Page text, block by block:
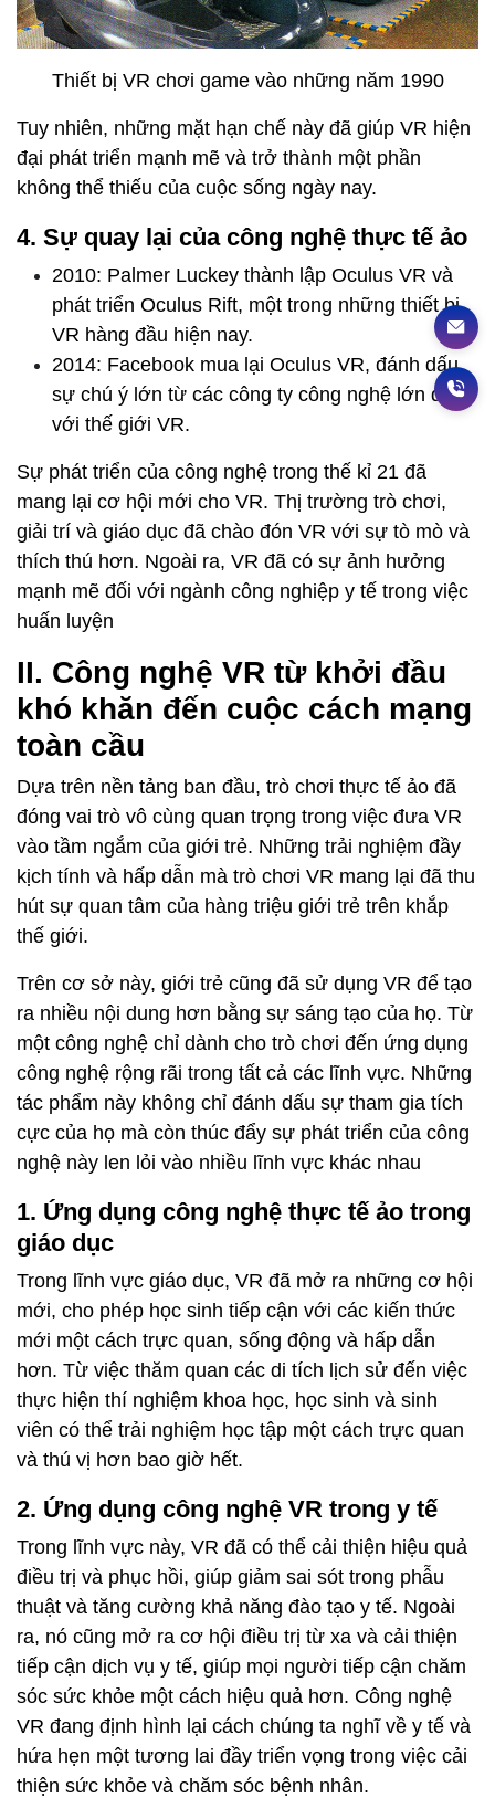
Thiết bị VR chơi game vào những năm 1990
Tuy nhiên, những mặt hạn chế này đã giúp VR hiện
đại phát triển mạnh mẽ và trở thành một phần
không thể thiếu của cuộc sống ngày nay.
4. Sự quay lại của công nghệ thực tế ảo
2010: Palmer Luckey thành lập Oculus VR và
phát triển Oculus Rift, một trong những thiết bị
VR hàng đầu hiện nay.
2014: Facebook mua lại Oculus VR, đánh dấu
sự chú ý lớn từ các công ty công nghệ lớn đối
với thế giới VR.
Sự phát triển của công nghệ trong thế kỉ 21 đã
mang lại cơ hội mới cho VR. Thị trường trò chơi,
giải trí và giáo dục đã chào đón VR với sự tò mò và
thích thú hơn. Ngoài ra, VR đã có sự ảnh hưởng
mạnh mẽ đối với ngành công nghiệp y tế trong việc
huấn luyện
II. Công nghệ VR từ khởi đầu
khó khăn đến cuộc cách mạng
toàn cầu
Dựa trên nền tảng ban đầu, trò chơi thực tế ảo đã
đóng vai trò vô cùng quan trọng trong việc đưa VR
vào tầm ngắm của giới trẻ. Những trải nghiệm đầy
kịch tính và hấp dẫn mà trò chơi VR mang lại đã thu
hút sự quan tâm của hàng triệu giới trẻ trên khắp
thế giới.
Trên cơ sở này, giới trẻ cũng đã sử dụng VR để tạo
ra nhiều nội dung hơn bằng sự sáng tạo của họ. Từ
một công nghệ chỉ dành cho trò chơi đến ứng dụng
công nghệ rộng rãi trong tất cả các lĩnh vực. Những
tác phẩm này không chỉ đánh dấu sự tham gia tích
cực của họ mà còn thúc đẩy sự phát triển của công
nghệ này len lỏi vào nhiều lĩnh vực khác nhau
1. Ứng dụng công nghệ thực tế ảo trong
giáo dục
Trong lĩnh vực giáo dục, VR đã mở ra những cơ hội
mới, cho phép học sinh tiếp cận với các kiến thức
mới một cách trực quan, sống động và hấp dẫn
hơn. Từ việc thăm quan các di tích lịch sử đến việc
thực hiện thí nghiệm khoa học, học sinh và sinh
viên có thể trải nghiệm học tập một cách trực quan
và thú vị hơn bao giờ hết.
2. Ứng dụng công nghệ VR trong y tế
Trong lĩnh vực này, VR đã có thể cải thiện hiệu quả
điều trị và phục hồi, giúp giảm sai sót trong phẫu
thuật và tăng cường khả năng đào tạo y tế. Ngoài
ra, nó cũng mở ra cơ hội điều trị từ xa và cải thiện
tiếp cận dịch vụ y tế, giúp mọi người tiếp cận chăm
sóc sức khỏe một cách hiệu quả hơn. Công nghệ
VR đang định hình lại cách chúng ta nghĩ về y tế và
hứa hẹn một tương lai đầy triển vọng trong việc cải
thiện sức khỏe và chăm sóc bệnh nhân.